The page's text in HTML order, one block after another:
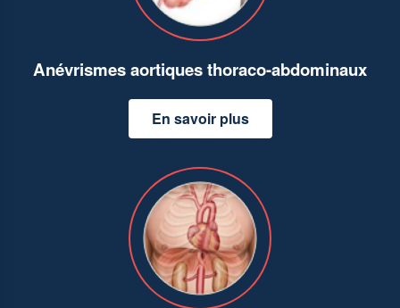
Anévrismes aortiques thoraco-abdominaux
En savoir plus